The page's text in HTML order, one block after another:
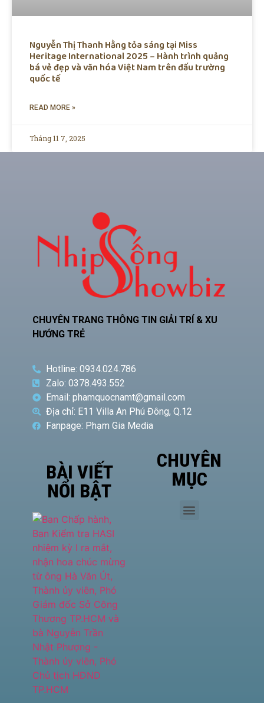
Nguyễn Thị Thanh Hằng tỏa sáng tại Miss
Heritage International 2025 – Hành trình quảng
bá vẻ đẹp và văn hóa Việt Nam trên đấu trường
quốc tế
READ MORE »
Tháng 11 7, 2025
CHUYÊN TRANG THÔNG TIN GIẢI TRÍ & XU
HƯỚNG TRẺ
Hotline: 0934.024.786
Zalo: 0378.493.552
Email: phamquocnamt@gmail.com
Địa chỉ: E11 Villa An Phú Đông, Q.12
Fanpage: Phạm Gia Media
BÀI VIẾT
NỔI BẬT
CHUYÊN
MỤC